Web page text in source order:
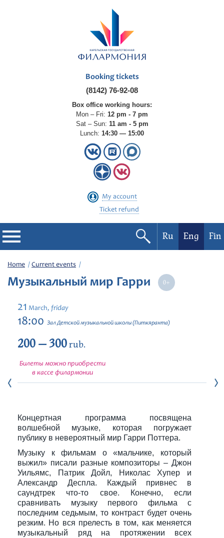
Booking tickets
(8142) 76-92-08
Box office working hours:
Mon – Fri: 12 pm - 7 pm
Sat – Sun: 11 am - 5 pm
Lunch: 14:30 — 15:00
My account
Ticket refund
Philharmonic
Current events
Festivals
Ru Eng Fin
Home Current events
Музыкальный мир Гарри
21 March, friday
18:00 Зал Детской музыкальной школы (Питкяранта)
200 — 300rub.
Билеты можно приобрести
в кассе филармонии
Концертная программа посвящена
волшебной музыке, которая погружает
публику в невероятный мир Гарри Поттера.
Музыку к фильмам о «мальчике, который
выжил» писали разные композиторы – Джон
Уильямс, Патрик Дойл, Николас Хупер и
Александр Деспла. Каждый привнес в
саундтрек что-то свое. Конечно, если
сравнивать музыку первого фильма с
последним седьмым, то контраст будет очень
резким. Но вся прелесть в том, как меняется
музыкальный ряд на протяжении всех